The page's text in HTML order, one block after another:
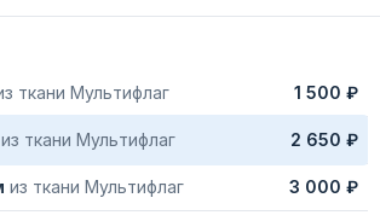
ткани Мультифлаг 1 500 ₽
из ткани Мультифлаг 2 650 ₽
из ткани Мультифлаг 3 000 ₽